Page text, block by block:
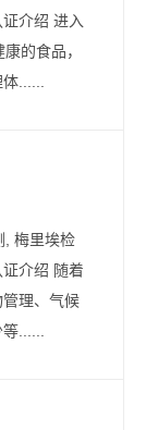
介绍 进入
的食品，
......
, 梅里埃检
介绍 随着
理、气候
......